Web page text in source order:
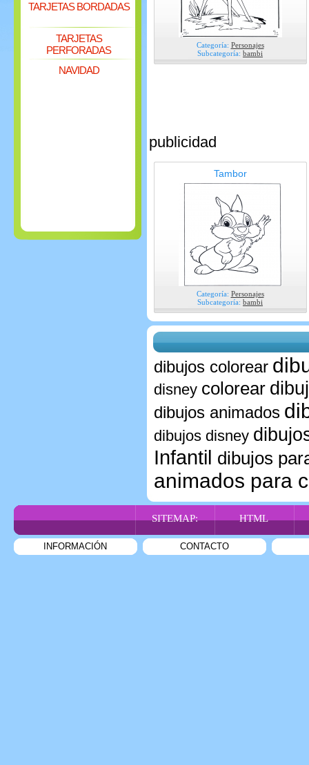
TARJETAS BORDADAS
TARJETAS
PERFORADAS
NAVIDAD
Categoría: Personajes
Subcategoría: bambi
publicidad
Tambor
Categoría: Personajes
Subcategoría: bambi
dibujos colorear
disney colorear
dibujos animados
dibujos disney
Infantil dibujos
animados para
SITEMAP: HTML
INFORMACIÓN CONTACTO